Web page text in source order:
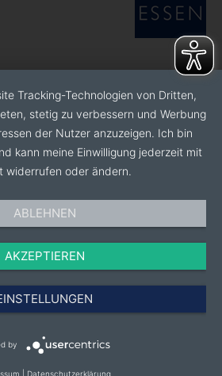
Tracking-Technologien von Dritten,
stetig zu verbessern und Werbung
der Nutzer anzuzeigen. Ich bin
kann meine Einwilligung jederzeit mit
widerrufen oder ändern.
ABLEHNEN
AKZEPTIEREN
by
Datenschutzerklärung